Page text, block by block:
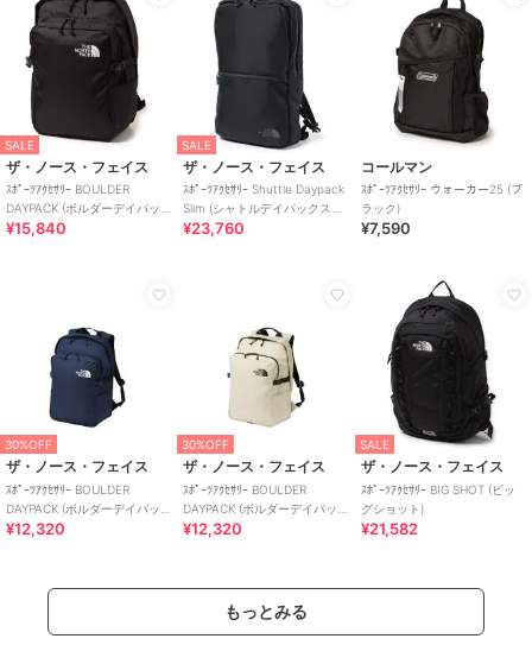
SALE
ザ・ノース・フェイス
ｽﾎﾟｰﾂｱｸｾｻﾘｰ BOULDER
DAYPACK (ボルダーデイパッ
ク)
¥15,840
SALE
ザ・ノース・フェイス
ｽﾎﾟｰﾂｱｸｾｻﾘｰ Shuttle Daypack
Slim (シャトルデイパックスリ
ム)
¥23,760
コールマン
ｽﾎﾟｰﾂｱｸｾｻﾘｰ ウォーカー25 (ブ
ラック)
¥7,590
30%OFF
ザ・ノース・フェイス
ｽﾎﾟｰﾂｱｸｾｻﾘｰ BOULDER
DAYPACK (ボルダーデイパッ
ク)
¥12,320
30%OFF
ザ・ノース・フェイス
ｽﾎﾟｰﾂｱｸｾｻﾘｰ BOULDER
DAYPACK (ボルダーデイパッ
ク)
¥12,320
SALE
ザ・ノース・フェイス
ｽﾎﾟｰﾂｱｸｾｻﾘｰ BIG SHOT (ビッ
グショット)
¥21,582
もっとみる